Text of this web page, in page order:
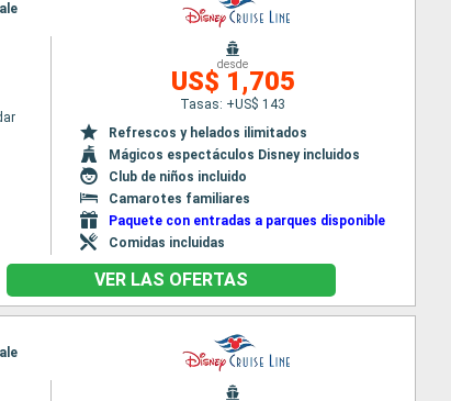
desde
US$ 1,705
Tasas: +US$ 143
Refrescos y helados ilimitados
Mágicos espectáculos Disney incluidos
Club de niños incluido
Camarotes familiares
Paquete con entradas a parques disponible
Comidas incluidas
VER LAS OFERTAS